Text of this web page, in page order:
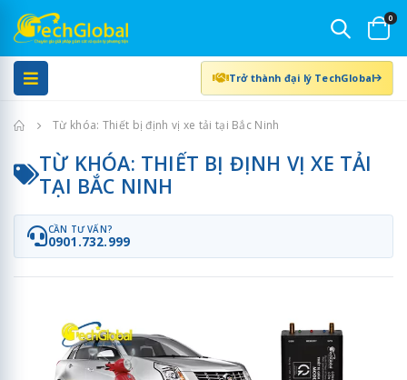
0
Trở thành đại lý TechGlobal
Trang chủTừ khóa: Thiết bị định vị xe tải tại Bắc Ninh
TỪ KHÓA: THIẾT BỊ ĐỊNH VỊ XE TẢI
TẠI BẮC NINH
CẦN TƯ VẤN?
0901.732.999